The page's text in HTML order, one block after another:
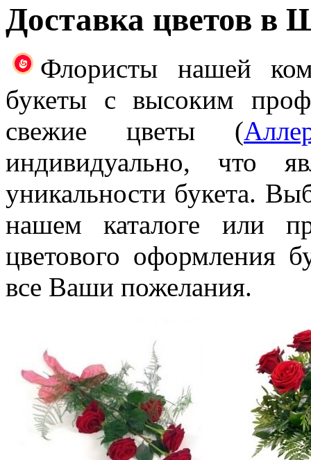
Доставка цветов в
Флористы нашей
букеты с высоким
свежие цветы (
индивидуально, что
уникальности букета.
нашем каталоге или
цветового оформления
все Ваши пожелания.